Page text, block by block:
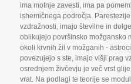
ima motnje zavesti,ima pa
ishemičnega področja.
vzdražnosti,imajo številne in
oblikujejo površinsko možgansko
okoli krvnih žil v možganih -
povezujejo s ste,imajo višji prag
osrednjem živčevju je več vrst glije
vrat. Na podlagi te teorije se